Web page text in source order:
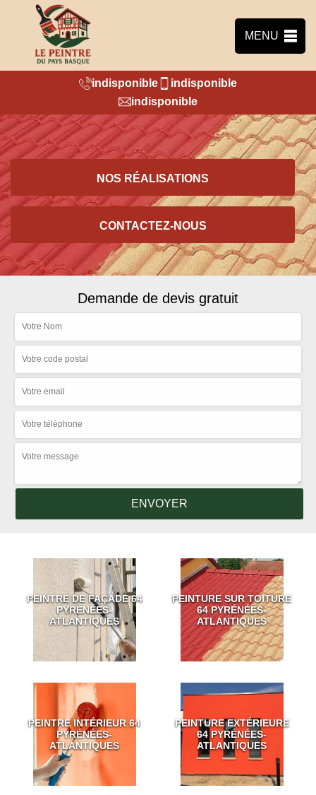
MENU
indisponible
indisponible
indisponible
NOS RÉALISATIONS
CONTACTEZ-NOUS
Demande de devis gratuit
PEINTRE DE FAÇADE 64
PYRÉNÉES-
ATLANTIQUES
PEINTURE SUR TOITURE
64 PYRÉNÉES-
ATLANTIQUES
PEINTRE INTÉRIEUR 64
PYRÉNÉES-
ATLANTIQUES
PEINTURE EXTÉRIEURE
64 PYRÉNÉES-
ATLANTIQUES